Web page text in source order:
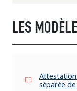
LES
Attestation
séparée de